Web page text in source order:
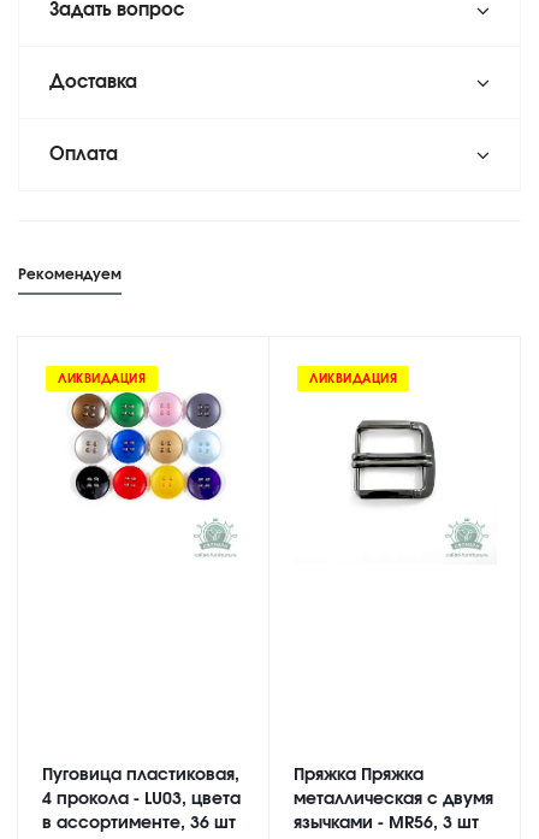
Задать вопрос
Доставка
Оплата
Рекомендуем
ЛИКВИДАЦИЯ
Пуговица пластиковая,
4 прокола - LU03, цвета
в ассортименте, 36 шт
ЛИКВИДАЦИЯ
Пряжка Пряжка
металлическая с двумя
язычками - MR56, 3 шт